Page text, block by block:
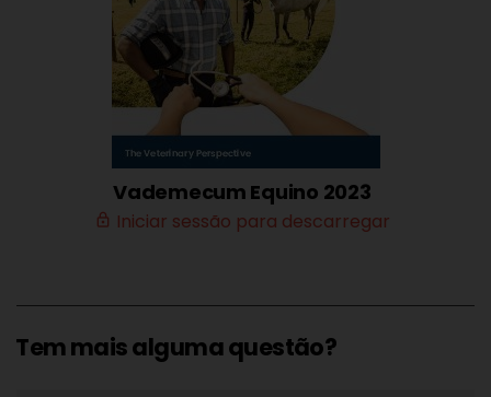
Vademecum Equino 2023
lock_outline Iniciar sessão para descarregar
Tem mais alguma questão?